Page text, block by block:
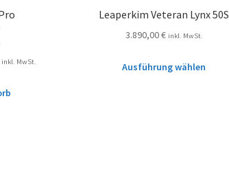
inkl. MwSt.
Leaperkim Veteran Lynx 50S
3.890,00€ inkl. MwSt.
Ausführung wählen